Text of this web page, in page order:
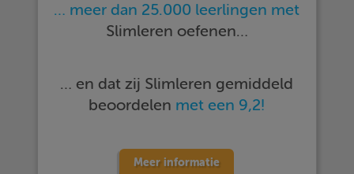
… meer dan 25.000 leerlingen met
Slimleren oefenen…
… en dat zij Slimleren gemiddeld
beoordelen met een 9,2!
Meer informatie